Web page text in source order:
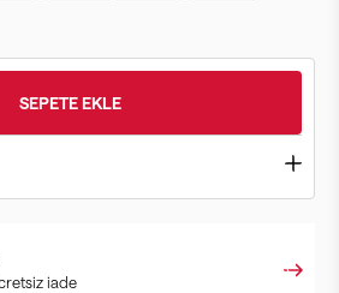
SEPETE EKLE
iade